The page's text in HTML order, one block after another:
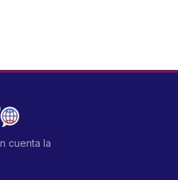
cuenta la